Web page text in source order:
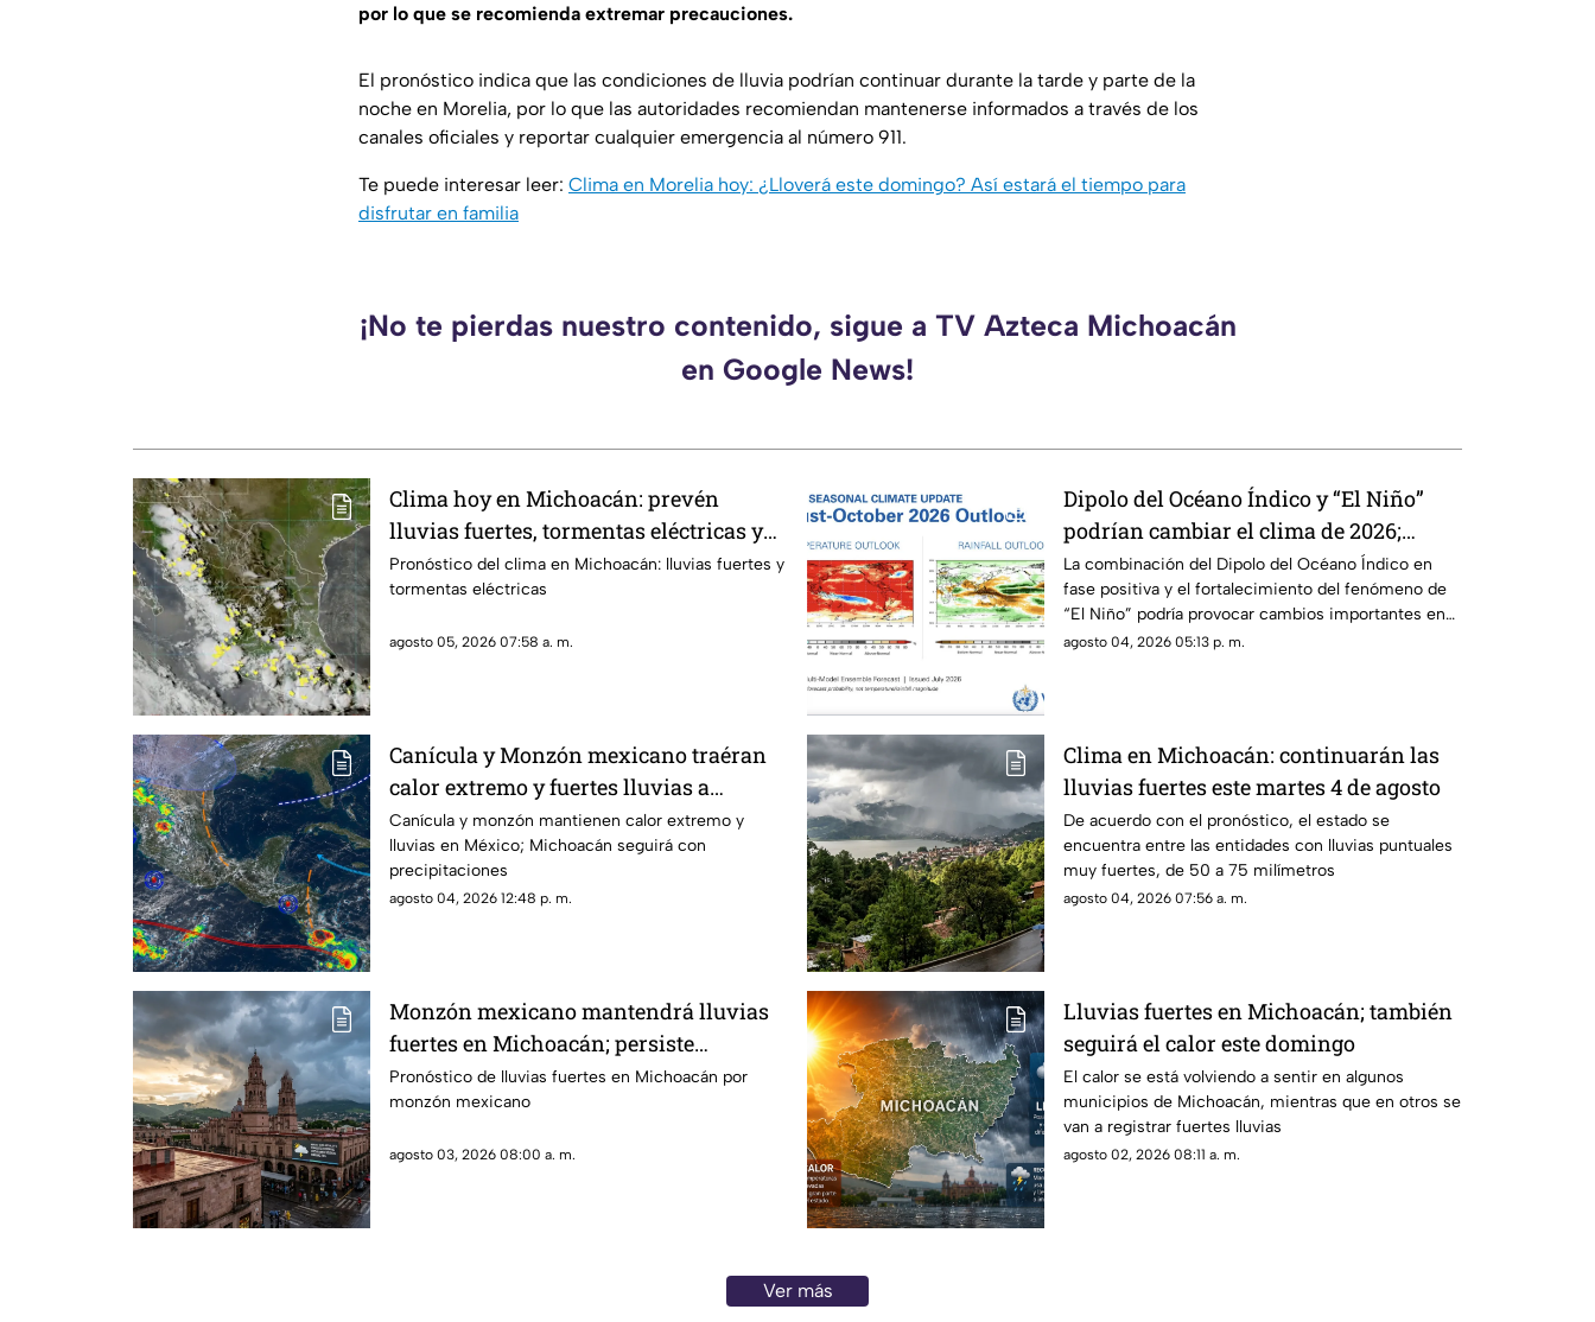
por lo que se recomienda extremar precauciones.
El pronóstico indica que las condiciones de lluvia podrían continuar durante la tarde y parte de la
noche en Morelia, por lo que las autoridades recomiendan mantenerse informados a través de los
canales oficiales y reportar cualquier emergencia al número 911.
Te puede interesar leer: Clima en Morelia hoy: ¿Lloverá este domingo? Así estará el tiempo para
disfrutar en familia
¡No te pierdas nuestro contenido, sigue a TV Azteca Michoacán
en Google News!
Clima hoy en Michoacán: prevén
lluvias fuertes, tormentas eléctricas y
ambiente caluroso
Pronóstico del clima en Michoacán: lluvias fuertes y
tormentas eléctricas
agosto 05, 2026 07:58 a. m.
Dipolo del Océano Índico y “El Niño”
podrían cambiar el clima de 2026;
Michoacán se prepara para lluvias
irregulares y sequías
La combinación del Dipolo del Océano Índico en
fase positiva y el fortalecimiento del fenómeno de
“El Niño” podría provocar cambios importantes en
el clima durante 2026, con periodos de lluvias
agosto 04, 2026 05:13 p. m.
Canícula y Monzón mexicano traéran
calor extremo y fuertes lluvias a
Michoacán
Canícula y monzón mantienen calor extremo y
lluvias en México; Michoacán seguirá con
precipitaciones
agosto 04, 2026 12:48 p. m.
Clima en Michoacán: continuarán las
lluvias fuertes este martes 4 de agosto
De acuerdo con el pronóstico, el estado se
encuentra entre las entidades con lluvias puntuales
muy fuertes, de 50 a 75 milímetros
agosto 04, 2026 07:56 a. m.
Monzón mexicano mantendrá lluvias
fuertes en Michoacán; persiste
ambiente cálido
Pronóstico de lluvias fuertes en Michoacán por
monzón mexicano
agosto 03, 2026 08:00 a. m.
Lluvias fuertes en Michoacán; también
seguirá el calor este domingo
El calor se está volviendo a sentir en algunos
municipios de Michoacán, mientras que en otros se
van a registrar fuertes lluvias
agosto 02, 2026 08:11 a. m.
Ver más